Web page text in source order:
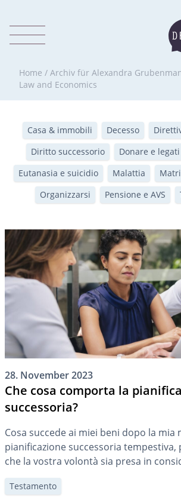
Home / Archiv für Alexandra
Law and Economics
Casa & immobili Decesso
Diritto successorio
Donare e legati
Eutanasia e suicidio
Malattia
Organizzarsi
Pensione e AVS
28. November 2023
Che cosa comporta la
successoria?
Cosa succede ai miei beni dopo la mia
pianificazione successoria
che la vostra volontà sia presa in
quanto riguarda il vostro patrimonio e
siano sollevati.
Testamento